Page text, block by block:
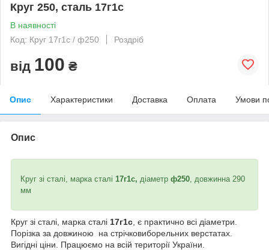
Круг 250, сталь 17г1с
В наявності
Код: Круг 17г1с / ф250
Роздріб
від 100 ₴
Опис Характеристики Доставка Оплата Умови
Опис
Круг зі сталі, марка сталі 17г1с, діаметр ф250 , довжинна 290
мм
Круг зі сталі, марка сталі 17г1с , є практично всі діаметри.
Порізка за довжиною на стрічковиборельних верстатах.
Вигідні ціни. Працюємо на всій території України.